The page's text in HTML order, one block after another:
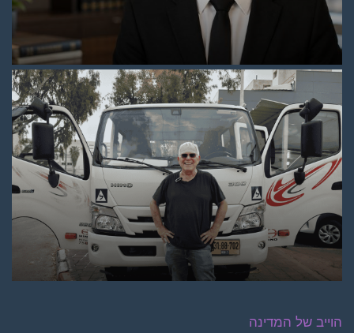
הוייב של המדינה